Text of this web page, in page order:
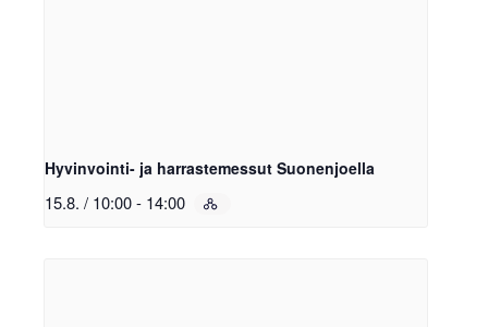
Hyvinvointi- ja harrastemessut Suonenjoella
15.8. / 10:00- 14:00